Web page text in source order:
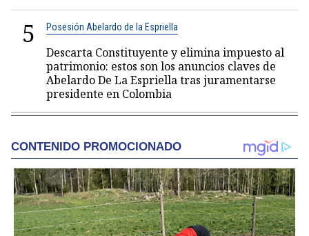
5 Posesión Abelardo de la Espriella
Descarta Constituyente y elimina impuesto al
patrimonio: estos son los anuncios claves de
Abelardo De La Espriella tras juramentarse
presidente en Colombia